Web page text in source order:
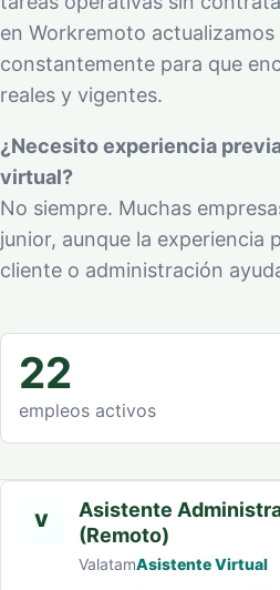
en Workremoto
constantemente para que
reales y vigentes.
¿Necesito experiencia
virtual?
No siempre. Muchas
junior, aunque la experiencia
cliente o administración
22
empleos activos
V
Asistente
(Remoto)
ValatamAsistente Virtual